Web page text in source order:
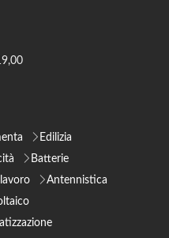
Edilizia
Batterie
Antennistica